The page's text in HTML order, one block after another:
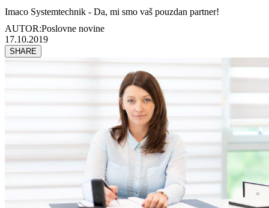
Imaco Systemtechnik - Da, mi smo vaš pouzdan partner!
AUTOR:Poslovne novine
17.10.2019
SHARE